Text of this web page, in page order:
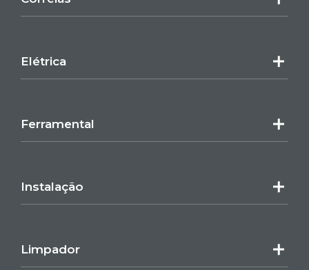
Elétrica
Ferramental
Instalação
Limpador